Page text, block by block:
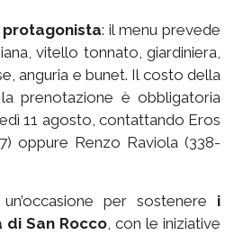
: il menu prevede
vitello tonnato, giardiniera,
anguria e bunet. Il costo della
prenotazione è obbligatoria
11 agosto, contattando Eros
oppure Renzo Raviola (338-
per sostenere i
San Rocco , con le iniziative